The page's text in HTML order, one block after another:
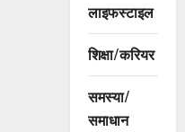
लाइफस्टाइल
शिक्षा/करियर
समस्या/
समाधान